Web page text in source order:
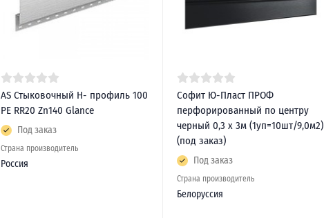
AS Стыковочный Н- профиль 100
PE RR20 Zn140 Glance
Под заказ
Страна производитель
Россия
Софит Ю-Пласт ПРОФ
перфорированный по центру
черный 0,3 х 3м (1уп=10шт/9,0м2)
(под заказ)
Под заказ
Страна производитель
Белоруссия